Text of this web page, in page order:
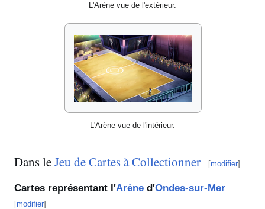
L'Arène vue de l'extérieur.
L'Arène vue de l'intérieur.
Dans leJeu de Cartes à Collectionner [modifier]
Cartes représentant l'Arène d'Ondes-sur-Mer
[modifier]